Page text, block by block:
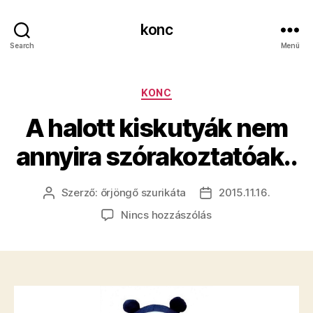
Search
konc
Menü
Kategóriák
KONC
A halott kiskutyák nem
annyira szórakoztatóak..
Bejegyzés
Szerző: őrjöngő szurikáta
Bejegyzés
2015.11.16.
Nincs hozzászólása(z)